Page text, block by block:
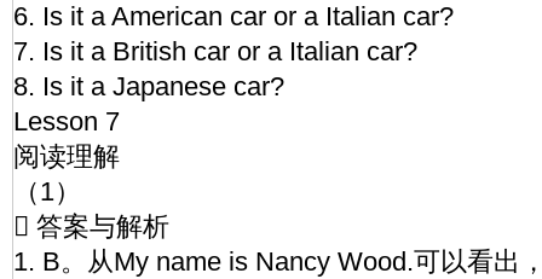
6. Is it a American car or a Italian car?
7. Is it a British car or a Italian car?
8. Is it a Japanese car?
Lesson 7
阅读理解
（1）
 答案与解析
1. B。从My name is Nancy Wood.可以看出